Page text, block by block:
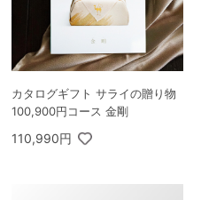
カタログギフト サライの贈り物
100,900円コース 金剛
110,990円